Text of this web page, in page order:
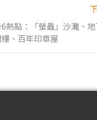
熱點：「螢蟲」沙灘、地
樓、百年印章屋